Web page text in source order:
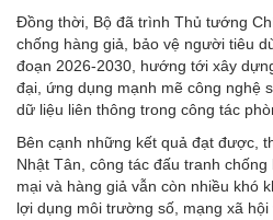
Đồng thời, Bộ đã trình Thủ tướng
chống hàng giả, bảo vệ người tiêu
đoạn 2026-2030, hướng tới xây
đại, ứng dụng mạnh mẽ công nghệ
dữ liệu liên thông trong công tác
Bên cạnh những kết quả đạt được,
Nhật Tân, công tác đấu tranh
mại và hàng giả vẫn còn nhiều khó
lợi dụng môi trường số, mạng xã